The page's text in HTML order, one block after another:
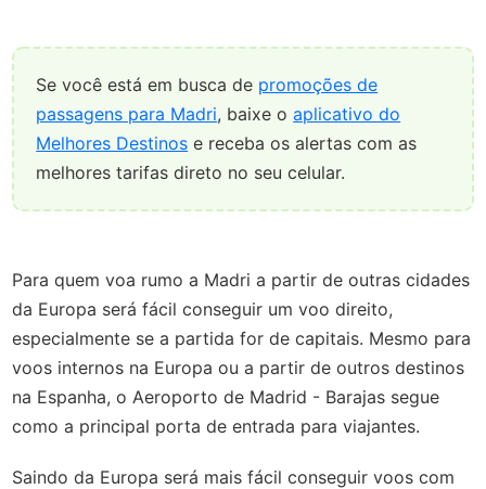
Se você está em busca de promoções de
passagens para Madri, baixe oaplicativo do
Melhores Destinos e receba os alertas com as
melhores tarifas direto no seu celular.
Para quem voa rumo a Madri a partir de outras cidades
da Europa será fácil conseguir um voo direito,
especialmente se a partida for de capitais. Mesmo para
voos internos na Europa ou a partir de outros destinos
na Espanha, o Aeroporto de Madrid - Barajas segue
como a principal porta de entrada para viajantes.
Saindo da Europa será mais fácil conseguir voos com